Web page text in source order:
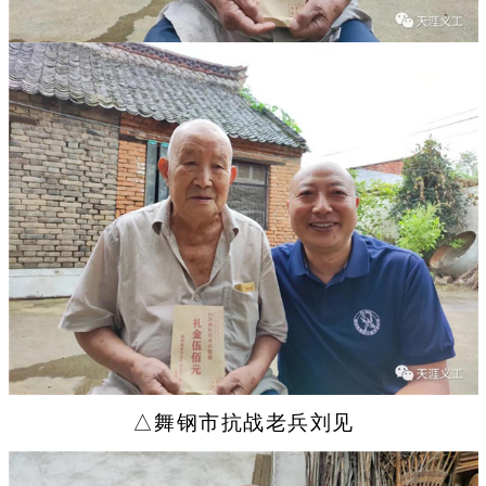
△舞钢市抗战老兵刘见